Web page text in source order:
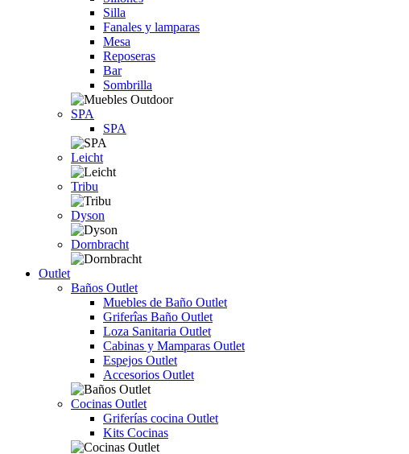
Silla
Fanales y lamparas
Mesa
Reposeras
Bar
Sombrilla
SPA
SPA
Leicht
Tribu
Dyson
Dornbracht
Outlet
Baños Outlet
Muebles de Baño Outlet
Griferîas Baño Outlet
Loza Sanitaria Outlet
Cabinas y Mamparas Outlet
Espejos Outlet
Accesorios Outlet
Cocinas Outlet
Griferías cocina Outlet
Kits Cocinas